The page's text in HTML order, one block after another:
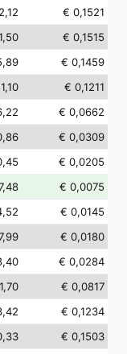
€ 0,1521
€ 0,1515
€ 0,1459
€ 0,1211
€ 0,0662
€ 0,0309
€ 0,0205
€ 0,0075
€ 0,0145
€ 0,0180
€ 0,0284
€ 0,0817
€ 0,1234
€ 0,1503